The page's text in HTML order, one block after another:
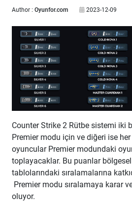
Author : Oyunfor.com 2023-12-09
Counter Strike 2 Rütbe sistemi iki
Premier modu için ve diğeri ise
oyuncular Premier modundaki
toplayacaklar. Bu puanlar
tablolarındaki sıralamalarına
Premier modu sıralamaya karar
oluyor.